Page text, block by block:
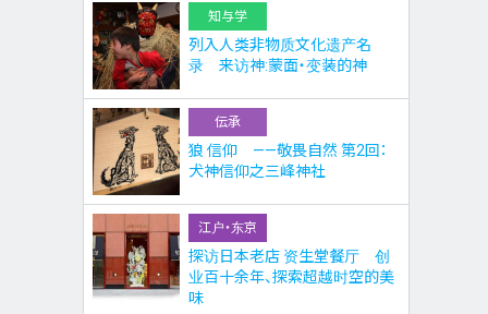
知与学
列入人类非物质文化遗产名
录 来访神:蒙面・变装的神
伝承
狼 信仰 ——敬畏自然 第2回：
犬神信仰之三峰神社
江户・东京
探访日本老店 资生堂餐厅 创
业百十余年、探索超越时空的美
味